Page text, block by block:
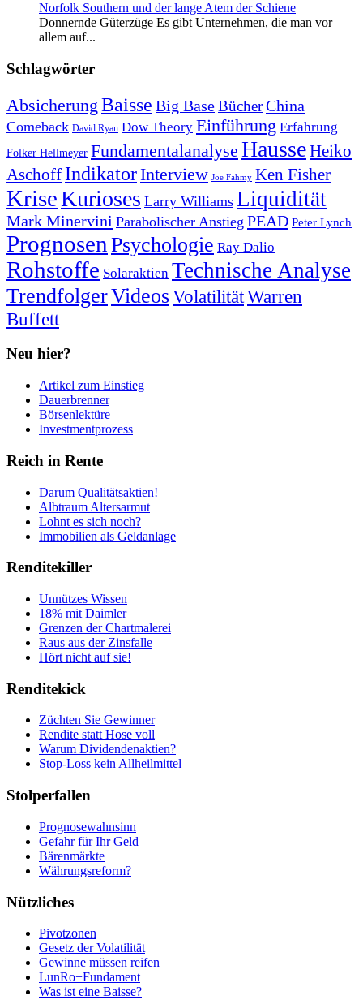
Norfolk Southern und der lange Atem der Schiene
Donnernde Güterzüge Es gibt Unternehmen, die man vor
allem auf...
Schlagwörter
Absicherung Baisse Big BaseBücherChina
Comeback David Ryan Dow Theory Einführung Erfahrung
Folker Hellmeyer Fundamentalanalyse HausseHeiko
Aschoff IndikatorInterview Joe Fahmy Ken Fisher
KriseKurioses Larry Williams Liquidität
Mark Minervini Parabolischer Anstieg PEAD Peter Lynch
Prognosen Psychologie Ray Dalio
Rohstoffe Solaraktien Technische Analyse
TrendfolgerVideosVolatilitätWarren
Buffett
Neu hier?
Artikel zum Einstieg
Dauerbrenner
Börsenlektüre
Investmentprozess
Reich in Rente
Darum Qualitätsaktien!
Albtraum Altersarmut
Lohnt es sich noch?
Immobilien als Geldanlage
Renditekiller
Unnützes Wissen
18% mit Daimler
Grenzen der Chartmalerei
Raus aus der Zinsfalle
Hört nicht auf sie!
Renditekick
Züchten Sie Gewinner
Rendite statt Hose voll
Warum Dividendenaktien?
Stop-Loss kein Allheilmittel
Stolperfallen
Prognosewahnsinn
Gefahr für Ihr Geld
Bärenmärkte
Währungsreform?
Nützliches
Pivotzonen
Gesetz der Volatilität
Gewinne müssen reifen
LunRo+Fundament
Was ist eine Baisse?